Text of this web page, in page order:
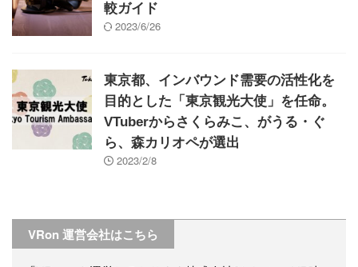
較ガイド
2023/6/26
東京都、インバウンド需要の活性化を
目的とした「東京観光大使」を任命。
VTuberからさくらみこ、がうる・ぐ
ら、森カリオペが選出
2023/2/8
VRon 運営会社はこちら